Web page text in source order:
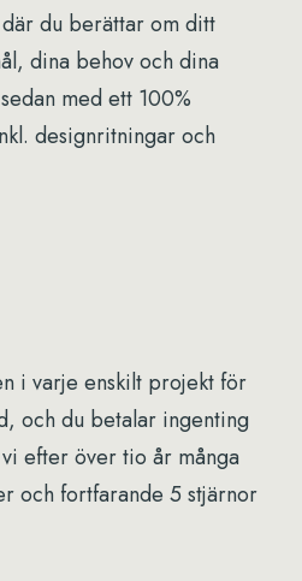
du berättar om ditt
dina behov och dina
med ett 100%
designritningar och
i varje enskilt projekt för
och du betalar ingenting
efter över tio år många
och fortfarande 5 stjärnor